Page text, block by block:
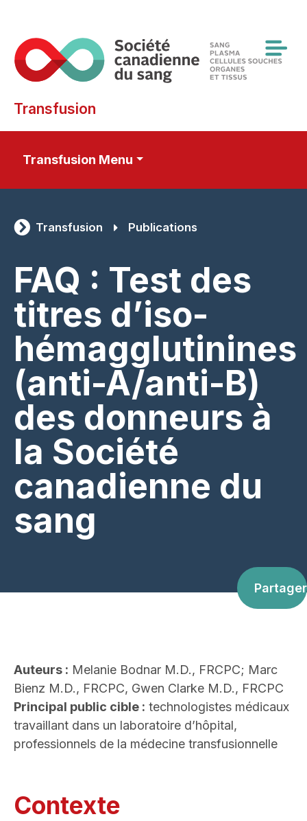
main
content
Transfusion
Transfusion Menu
Transfusion Publications
FAQ : Test des
titres d’iso-
hémagglutinines
(anti-A/anti-B)
des donneurs à
la Société
canadienne du
sang
Partager
Auteurs : Melanie Bodnar M.D., FRCPC; Marc
Bienz M.D., FRCPC, Gwen Clarke M.D., FRCPC
Principal public cible : technologistes médicaux
travaillant dans un laboratoire d’hôpital,
professionnels de la médecine transfusionnelle
Contexte